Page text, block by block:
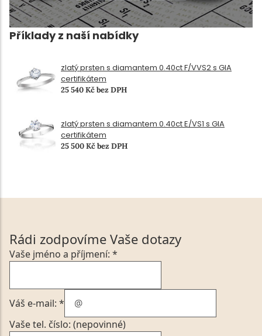
Příklady z naší nabídky
zlatý prsten s diamantem 0.40ct F/VVS2 s GIA
certifikátem
25 540 Kč bez DPH
zlatý prsten s diamantem 0.40ct E/VS1 s GIA
certifikátem
25 500 Kč bez DPH
Rádi zodpovíme Vaše dotazy
Vaše jméno a příjmení: *
Váš e-mail: *
Vaše tel. číslo: (nepovinné)